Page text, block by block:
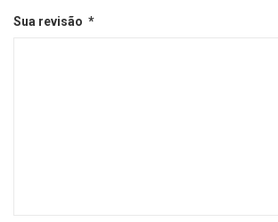
Sua revisão *